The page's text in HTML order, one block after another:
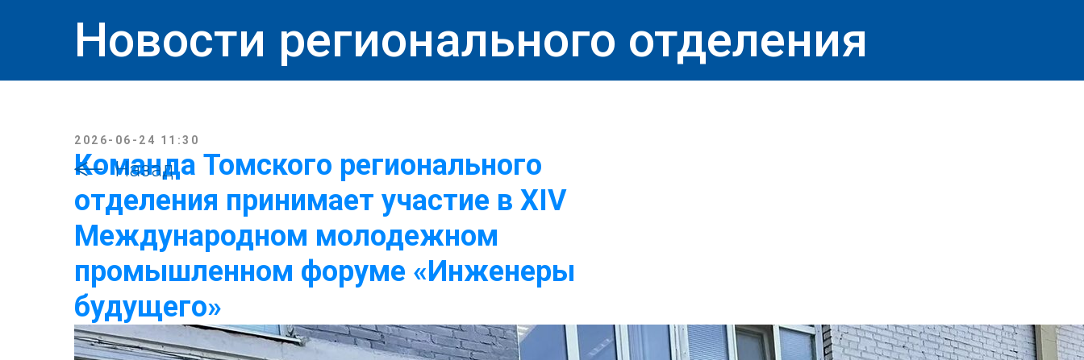
Новости регионального отделения
Назад
2026-06-24 11:30
Команда Томского регионального
отделения принимает участие в XIV
Международном молодежном
промышленном форуме «Инженеры
будущего»